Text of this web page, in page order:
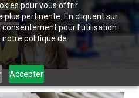
pour vous offrir
plus pertinente. En cliquant sur
pour l’utilisation
politique de
Accepter